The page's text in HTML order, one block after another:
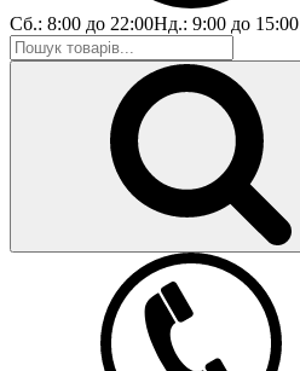
Сб.: 8:00 до 22:00Нд.: 9:00 до 15:00